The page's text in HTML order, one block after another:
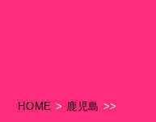
HOME > 鹿児島 >>